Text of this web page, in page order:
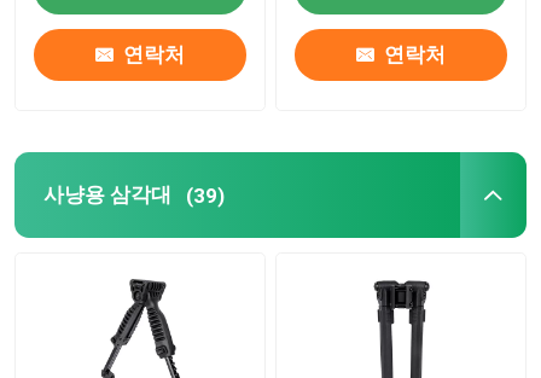
망원경 장착장
행깅 브라켓
다중기능 브라켓
포터블 스탠드
연락처 연락처
사냥용 삼각대 (39)